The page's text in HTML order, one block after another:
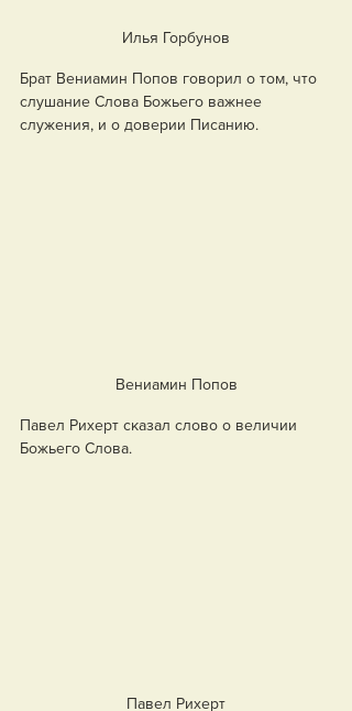
Илья Горбунов
Брат Вениамин Попов говорил о том, что
слушание Слова Божьего важнее
служения, и о доверии Писанию.
Вениамин Попов
Павел Рихерт сказал слово о величии
Божьего Слова.
Павел Рихерт